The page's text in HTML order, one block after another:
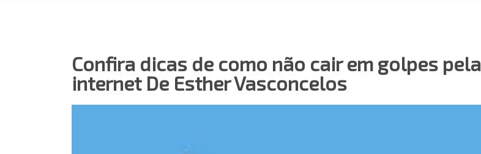
Confira dicas de como não cair em golpes pela
internet De Esther Vasconcelos